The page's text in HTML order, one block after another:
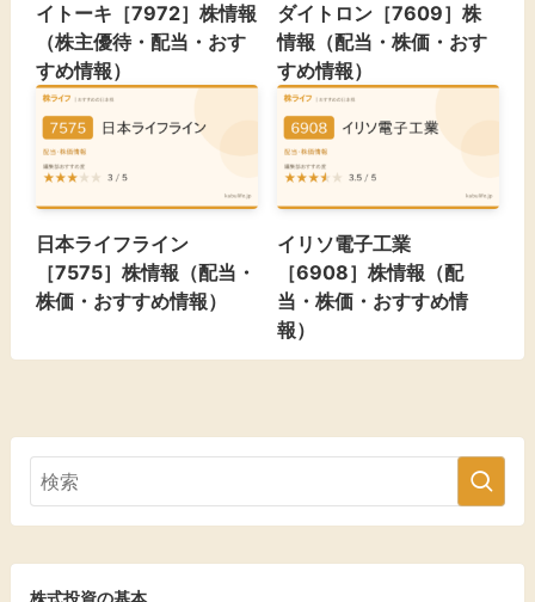
イトーキ［7972］株情報
（株主優待・配当・おす
すめ情報）
ダイトロン［7609］株
情報（配当・株価・おす
すめ情報）
日本ライフライン
［7575］株情報（配当・
株価・おすすめ情報）
イリソ電子工業
［6908］株情報（配
当・株価・おすすめ情
報）
株式投資の基本